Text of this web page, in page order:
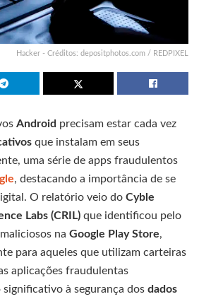
Hacker - Créditos: depositphotos.com / REDPIXEL
Android precisam estar cada vez
que instalam em seus
uma série de apps fraudulentos
, destacando a importância de se
O relatório veio do Cyble
Labs (CRIL) que identificou pelo
na Google Play Store,
para aqueles que utilizam carteiras
aplicações fraudulentas
à segurança dos dados